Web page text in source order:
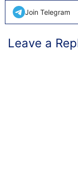
Join Telegram
Leave a